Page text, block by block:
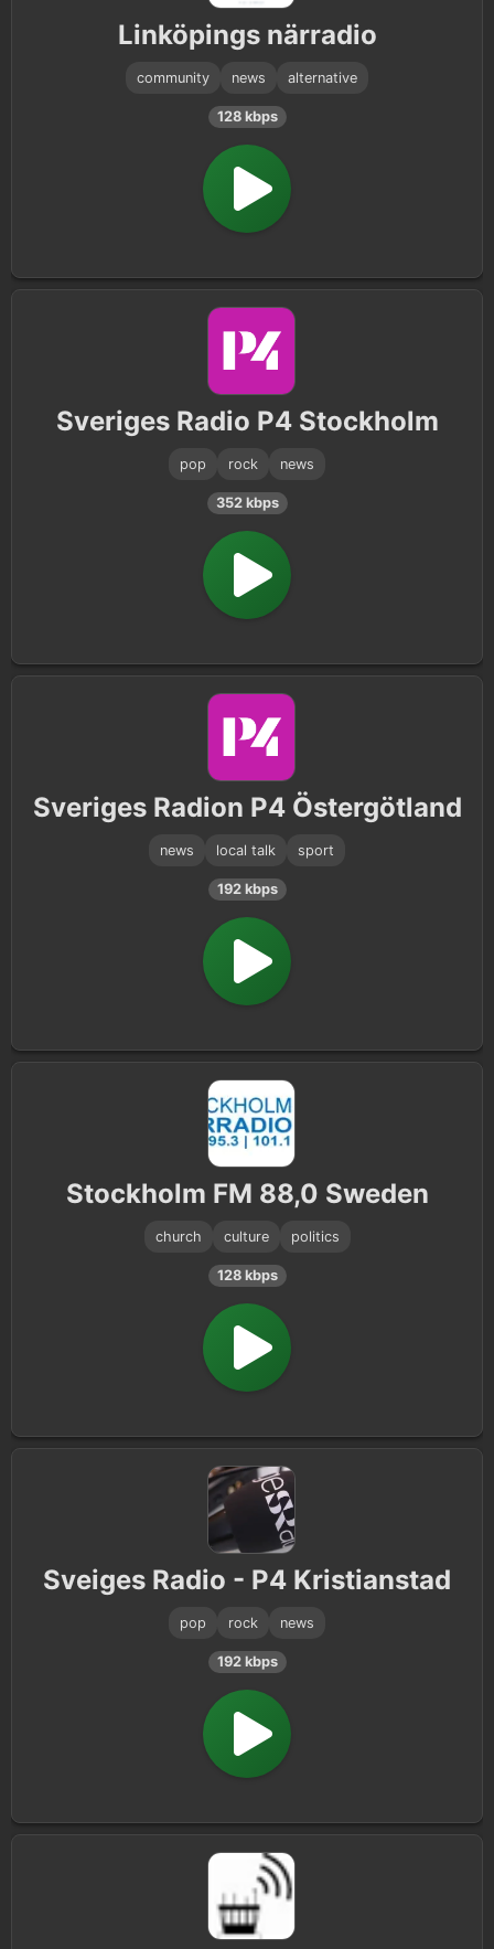
Linköpings närradio
community news alternative
128 kbps
Sveriges Radio P4 Stockholm
pop rock news
352 kbps
Sveriges Radion P4 Östergötland
news local talk sport
192 kbps
Stockholm FM 88,0 Sweden
church culture politics
128 kbps
Sveiges Radio - P4 Kristianstad
pop rock news
192 kbps